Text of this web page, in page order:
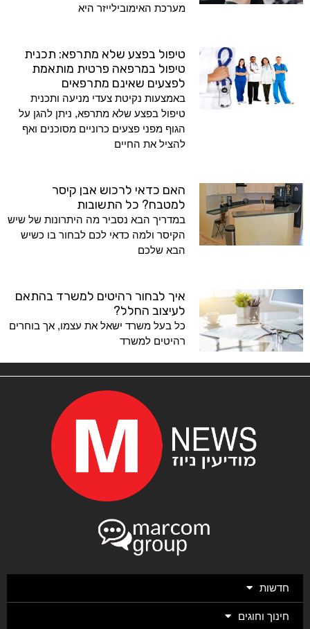
מערכת האימובילייזר היא
טיפול בפצע שלא מתרפא: תכנית
טיפול במרפאה פרטית מותאמת
לפצעים שאינם מתרפאים
באמצעות נקיטת צעדי מניעה ותכנית
טיפול בפצע שלא מתרפא, ניתן להגן על
הגוף מפני פצעים כרוניים מסוכנים ואף
להציל את החיים
האם כדאי לרכוש אבן קיסר
למטבח? כל התשובות
במדריך הבא נסביר מה היתרונות של שיש
הקיסר ולמה כדאי לכם לבחור בו כשיש
הבא שלכם
איך לבחור רהיטים למשרד בהתאם
לעיצוב החלל?
כל בעל משרד ישאל את עצמו, אך בוחרים
רהיטים למשרד
חדשות
חינוך וחוגים